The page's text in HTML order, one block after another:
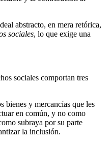
abstracto, en mera retórica,
sociales, lo que exige una
sociales comportan tres
bienes y mercancías que les
en común, y no como
subraya por su parte
la inclusión.